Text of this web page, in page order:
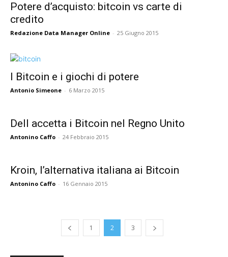
Potere d’acquisto: bitcoin vs carte di
credito
Redazione Data Manager Online - 25 Giugno 2015
I Bitcoin e i giochi di potere
Antonio Simeone - 6 Marzo 2015
Dell accetta i Bitcoin nel Regno Unito
Antonino Caffo - 24 Febbraio 2015
Kroin, l’alternativa italiana ai Bitcoin
Antonino Caffo - 16 Gennaio 2015
1 2 3